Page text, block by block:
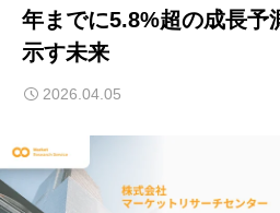
年までに5.8%超の成長予
示す未来
2026.04.05